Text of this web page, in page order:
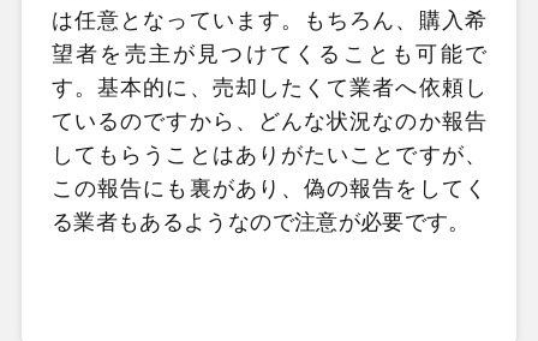
は任意となっています。もちろん、購入希
望者を売主が見つけてくることも可能で
す。基本的に、売却したくて業者へ依頼し
ているのですから、どんな状況なのか報告
してもらうことはありがたいことですが、
この報告にも裏があり、偽の報告をしてく
る業者もあるようなので注意が必要です。